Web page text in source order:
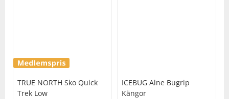
TRUE NORTH Sko Quick
Trek Low
ICEBUG Alne Bugrip
Kängor